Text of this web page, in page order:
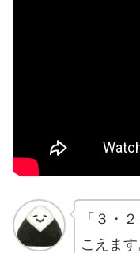
「３・
こえます